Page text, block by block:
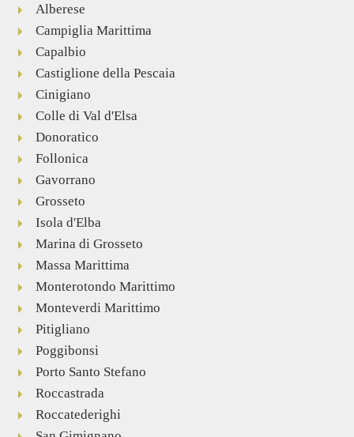
Alberese
Campiglia Marittima
Capalbio
Castiglione della Pescaia
Cinigiano
Colle di Val d'Elsa
Donoratico
Follonica
Gavorrano
Grosseto
Isola d'Elba
Marina di Grosseto
Massa Marittima
Monterotondo Marittimo
Monteverdi Marittimo
Pitigliano
Poggibonsi
Porto Santo Stefano
Roccastrada
Roccatederighi